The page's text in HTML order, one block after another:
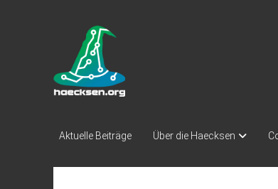
Haecksen
Aktuelle Beiträge Über die Haecksen